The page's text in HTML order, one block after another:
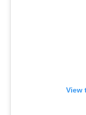
View